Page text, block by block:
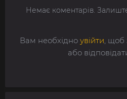
Немає коментарів.
Вам необхідно увійти, щоб
або